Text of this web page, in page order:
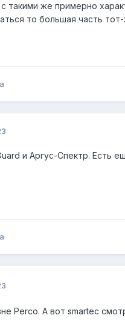
с такими же примерно
то большая часть
и Аргус-Спектр. Есть
Perco. А вот smartec